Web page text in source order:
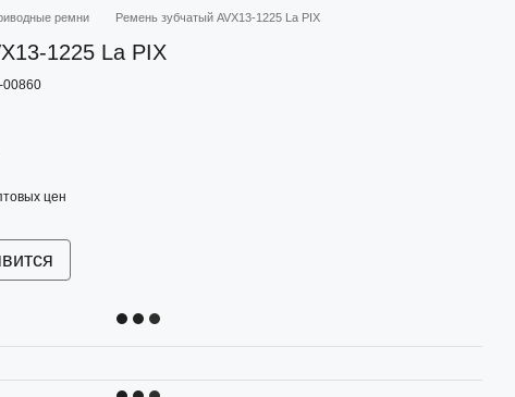
ремни Ремень зубчатый AVX13-1225 La PIX
1225 La PIX
00860
цен